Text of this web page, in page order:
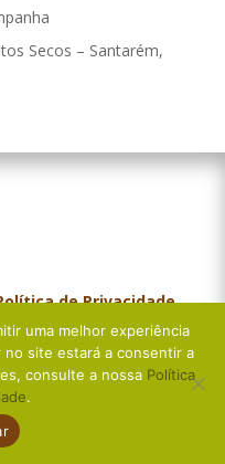
Secos – Santarém,
de Privacidade
Livro de Reclamações
uma melhor experiência
site estará a consentir a
consulte a nossa Política
.